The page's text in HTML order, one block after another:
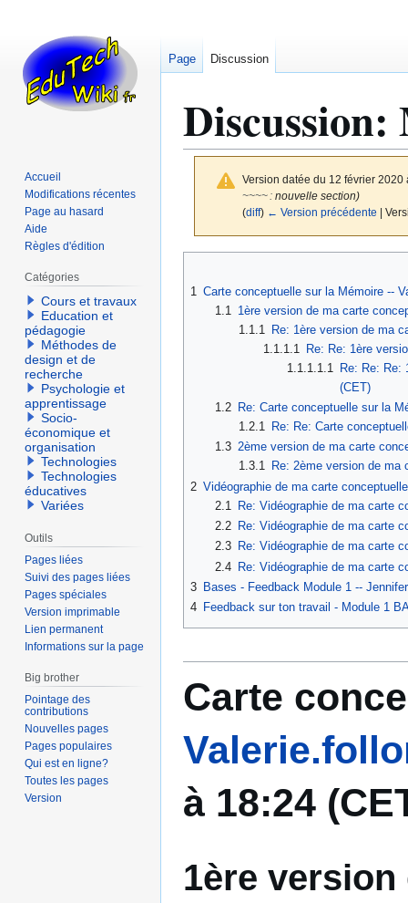
Discussion:
Version datée du 12 février
~~~~: nouvelle section)
(diff) ← Version précédente |
1 Carte conceptuelle sur la Mémoire --
1.1
1ère version de ma carte
1.1.1
Re: 1ère version de ma
1.1.1.1
Re: Re: 1ère
1.1.1.1.1
Re: Re: Re:
(CET)
1.2
Re: Carte conceptuelle sur la
1.2.1
Re: Re: Carte
1.3 2ème version de ma carte
1.3.1 Re: 2ème version de ma
2 Vidéographie de ma carte conceptuelle
2.1
Re: Vidéographie de ma carte
2.2
Re: Vidéographie de ma carte
2.3
Re: Vidéographie de ma carte
2.4 Re: Vidéographie de ma carte
3 Bases - Feedback Module 1 --
4 Feedback sur ton travail - Module 1
Carte
à 18:24
1ère
Page Discussion
Accueil
Modifications récentes
Page au hasard
Aide
Règles d'édition
Catégories
Cours et travaux
Education et
pédagogie
Méthodes de
design et de
recherche
Psychologie et
apprentissage
Socio-
économique et
organisation
Technologies
Technologies
éducatives
Variées
Outils
Pages liées
Suivi des pages liées
Pages spéciales
Version imprimable
Lien permanent
Informations sur la page
Big brother
Pointage des
contributions
Nouvelles pages
Pages populaires
Qui est en ligne?
Toutes les pages
Version